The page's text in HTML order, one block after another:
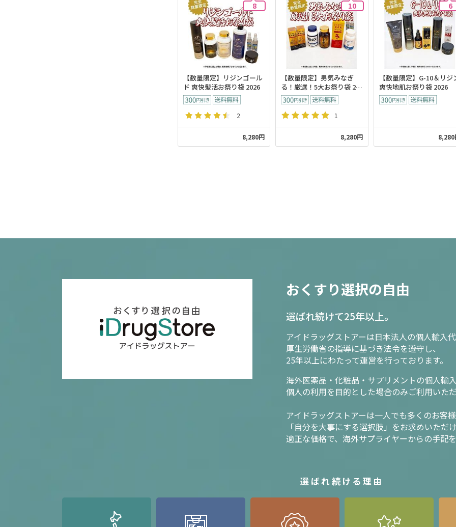
8
【数量限定】リジンゴール
ド 爽快髪活お祭り袋 2026
2
8,280円
10
【数量限定】男気みなぎ
る！厳選！5大お祭り袋 20
26
1
8,280円
6
【数量限定】G-10＆リジ
爽快地肌お祭り袋 2026
8,280
おくすり選択の自由
選ばれ続けて25年以上。
アイドラッグストアーは日本法人の個人輸入
厚生労働省の指導に基づき法令を遵守し、
25年以上にわたって運営を行っております。
海外医薬品・化粧品・サプリメントの個人輸
個人の利用を目的とした場合のみご利用いた
アイドラッグストアーは一人でも多くのお客
「自分を大事にする選択肢」をお求めいただ
適正な価格で、海外サプライヤーからの手配
選ばれ続ける理由